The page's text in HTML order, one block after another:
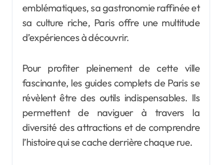
emblématiques, sa gastronomie raffinée et
sa culture riche, Paris offre une multitude
d’expériences à découvrir.
Pour profiter pleinement de cette ville
fascinante, les guides complets de Paris se
révèlent être des outils indispensables. Ils
permettent de naviguer à travers la
diversité des attractions et de comprendre
l’histoire qui se cache derrière chaque rue.